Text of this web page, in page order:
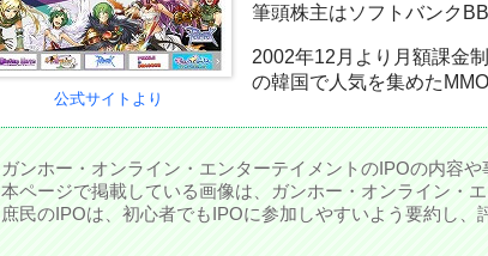
公式サイトより
筆頭株主はソフトバンク
2002年12月より月額課金
の韓国で人気を集めた
ガンホー・オンライン・エンターテイメントのIPOの内容や
本ページで掲載している画像は、ガンホー・オンライン・
庶民のIPOは、初心者でもIPOに参加しやすいよう要約し、